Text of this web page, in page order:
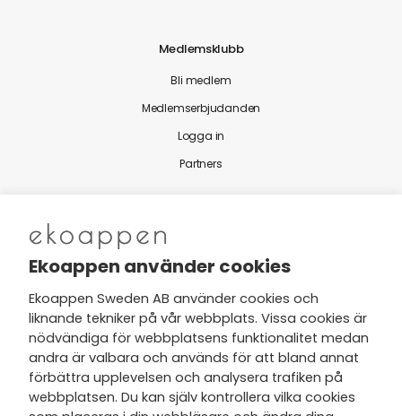
Medlemsklubb
Bli medlem
Medlemserbjudanden
Logga in
Partners
Nytt från Ekoappen
Jag har tagit del av Ekoappens
personuppgifts- och
integritetspolicyoch tar gärna del
av nyheter, hälsotips och exklusiva
erbjudanden via min e-post.
Ekoappen använder cookies
Ekoappen Sweden AB använder cookies och
liknande tekniker på vår webbplats. Vissa cookies är
nödvändiga för webbplatsens funktionalitet medan
andra är valbara och används för att bland annat
förbättra upplevelsen och analysera trafiken på
webbplatsen. Du kan själv kontrollera vilka cookies